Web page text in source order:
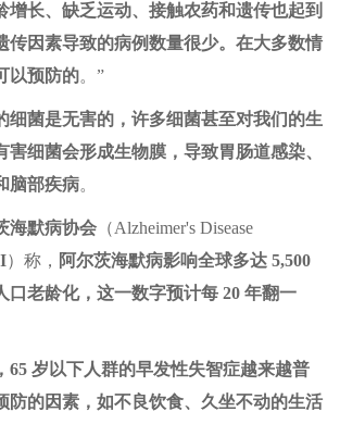
增长、缺乏运动、接触农药和遗传也起到
传因素导致的病例数量很少。在大多数情
以预防的。”
细菌是无害的，许多细菌甚至对我们的生
害细菌会形成生物膜，导致胃肠道感染、
脑部疾病。
海默病协会（Alzheimer's Disease
）称， 阿尔茨海默病影响全球多达 5,500
口老龄化，这一数字预计每 20 年翻一
65 岁以下人群的早发性失智症越来越普
防的因素，如不良饮食、久坐不动的生活